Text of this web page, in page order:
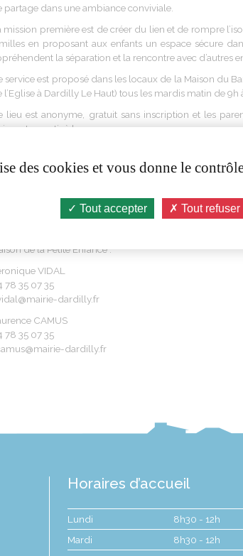
partage dans uneambianceconviviale
mission première est de créer du lien et de rompre
en proposant aux enfants un espace sécure
la séparation et la rencontreavec d’autres
serviceest proposé dans les locaux de la Maison du
l’Egliseà Dardilly Le Haut) tous les mardis matin de 9h
lieuest anonyme gratuitsans inscription et les
etrepartiràleurconvenance
2025/2026, le lieud'accueil enfants-
de la Petite Enfance :
VIDAL
78 35 07 35
dardilly.fr
CAMUS
78 35 07 35
dardilly.fr
Horaires d’accueil
Lundi 8h30 - 12h
Mardi
8h30 - 12h
des cookies et vous donne le
Tout accepter Tout refuser